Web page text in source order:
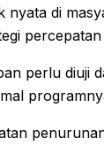
di
perlu diuji